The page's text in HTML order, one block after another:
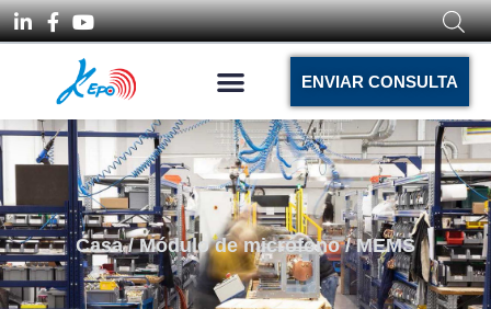
ENVIAR CONSULTA
Casa/Módulo de micrófono/ MEMS